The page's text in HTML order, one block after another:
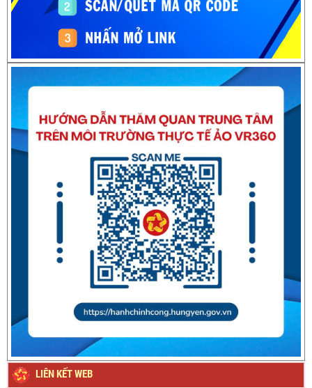
LIÊN KẾT WEB
Thông báo về việc nghỉ Tết Nguyên đán Bính Ngọ năm 2026
Thông báo về việc nghỉ Tết Nguyên đán Giáp Thìn năm
2024
Thông báo Lịch nghỉ Lễ Quốc khánh ngày 2/9/2023